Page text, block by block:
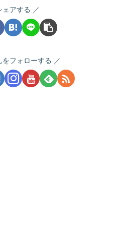
ェアする
をフォローする